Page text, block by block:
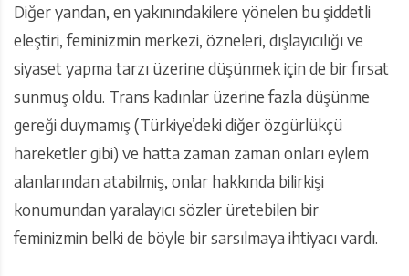
Diğer yandan, en yakınındakilere yönelen bu şiddetli
eleştiri, feminizmin merkezi, özneleri, dışlayıcılığı ve
siyaset yapma tarzı üzerine düşünmek için de bir fırsat
sunmuş oldu. Trans kadınlar üzerine fazla düşünme
gereği duymamış (Türkiye’deki diğer özgürlükçü
hareketler gibi) ve hatta zaman zaman onları eylem
alanlarından atabilmiş, onlar hakkında bilirkişi
konumundan yaralayıcı sözler üretebilen bir
feminizmin belki de böyle bir sarsılmaya ihtiyacı vardı.